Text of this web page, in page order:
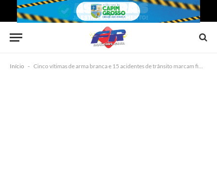
Início - Cinco vítimas de arma branca e 15 acidentes de trânsito marcam fim de semana na UPA de Capim Grosso